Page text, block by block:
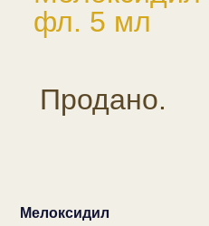
фл. 5 мл
Продано.
Мелоксидил